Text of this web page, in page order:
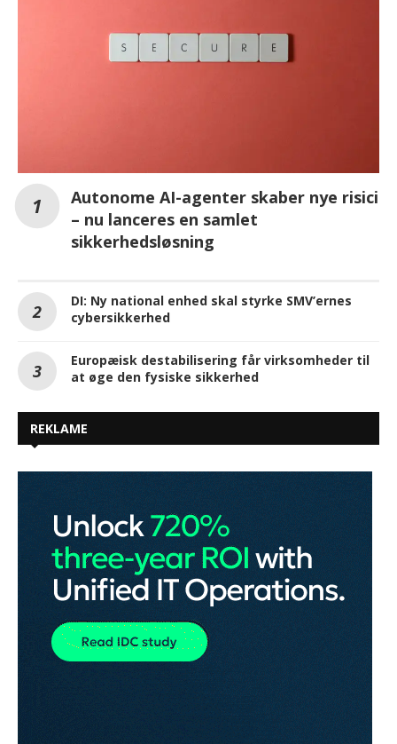
Autonome AI-agenter skaber nye risici
– nu lanceres en samlet
sikkerhedsløsning
DI: Ny national enhed skal styrke SMV’ernes
cybersikkerhed
Europæisk destabilisering får virksomheder til
at øge den fysiske sikkerhed
REKLAME